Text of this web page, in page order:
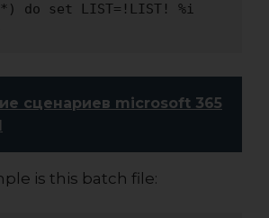
do set LIST=!LIST! %i
сценариев microsoft 365
is this batch file: